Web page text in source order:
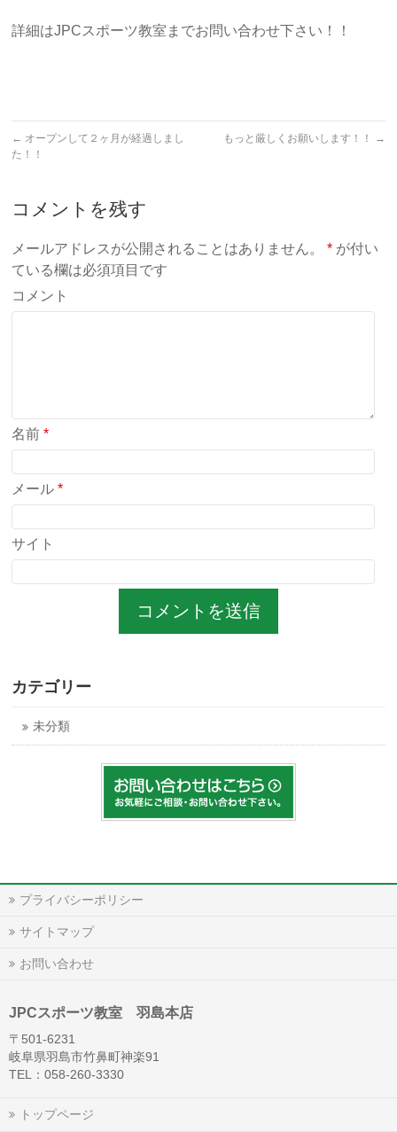
詳細はJPCスポーツ教室までお問い合わせ下さい！！
← オープンして２ヶ月が経過しまし
た！！
もっと厳しくお願いします！！ →
コメントを残す
メールアドレスが公開されることはありません。 * が付い
ている欄は必須項目です
コメント
名前*
メール*
サイト
カテゴリー
未分類
プライバシーポリシー
サイトマップ
お問い合わせ
JPCスポーツ教室 羽島本店
〒501-6231
岐阜県羽島市竹鼻町神楽91
TEL：058-260-3330
トップページ